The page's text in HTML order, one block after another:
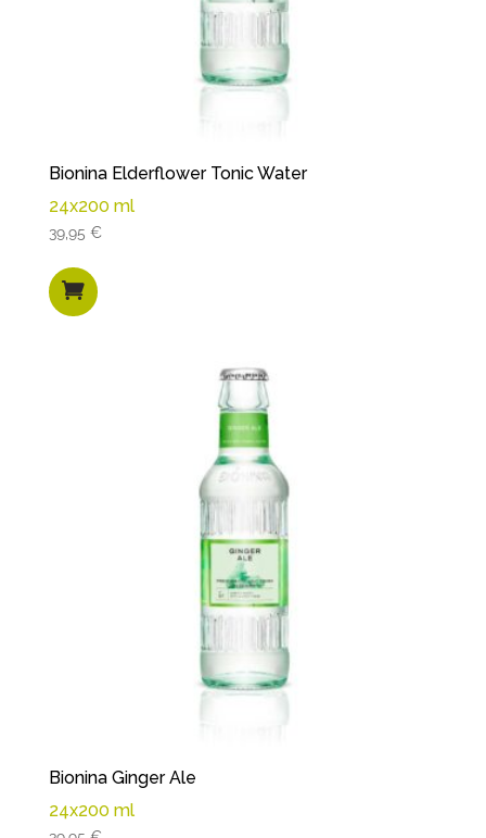
Bionina Elderflower Tonic Water
24x200 ml
39,95 €

Bionina Ginger Ale
24x200 ml